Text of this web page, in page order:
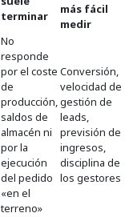
terminar
más fácil
medir
No
responde
por el coste
de
producción,
saldos de
almacén ni
por la
ejecución
del pedido
«en el
terreno»
Conversión,
velocidad de
gestión de
leads,
previsión de
ingresos,
disciplina de
los gestores